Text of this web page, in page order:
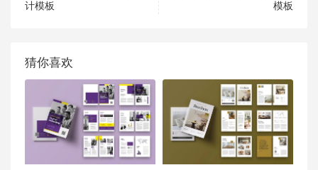
计模板
模板
猜你喜欢